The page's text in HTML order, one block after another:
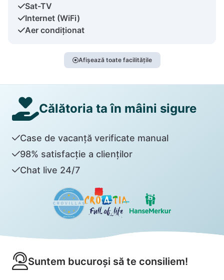
Sat-TV
Internet (WiFi)
Aer condiționat
Afișează toate facilitățile
Călătoria ta în mâini sigure
Case de vacanță verificate manual
98% satisfacție a clienților
Chat live 24/7
Suntem bucuroși să te consiliem!